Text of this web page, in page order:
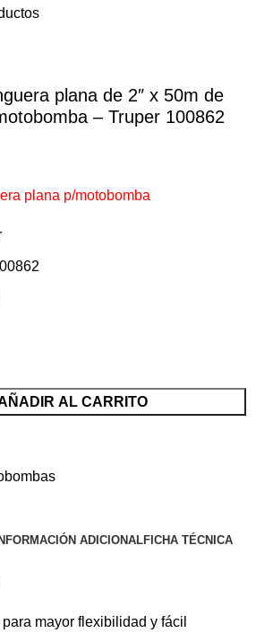
plana de 2″ x 50m de
– Truper 100862
plana p/motobomba
AL CARRITO
INFORMACIÓN ADICIONALFICHA TÉCNICA
mayor flexibilidad y fácil